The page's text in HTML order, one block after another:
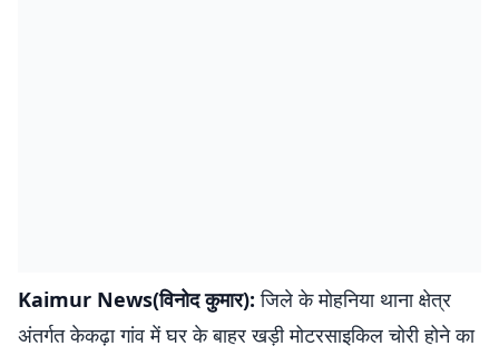
Kaimur News(विनोद कुमार): जिले के मोहनिया थाना क्षेत्र
अंतर्गत केकढ़ा गांव में घर के बाहर खड़ी मोटरसाइकिल चोरी होने का